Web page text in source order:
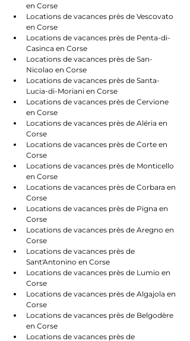
en Corse
Locations de vacances près de Vescovato
en Corse
Locations de vacances près de Penta-di-
Casinca en Corse
Locations de vacances près de San-
Nicolao en Corse
Locations de vacances près de Santa-
Lucia-di-Moriani en Corse
Locations de vacances près de Cervione
en Corse
Locations de vacances près de Aléria en
Corse
Locations de vacances près de Corte en
Corse
Locations de vacances près de Monticello
en Corse
Locations de vacances près de Corbara en
Corse
Locations de vacances près de Pigna en
Corse
Locations de vacances près de Aregno en
Corse
Locations de vacances près de
Sant'Antonino en Corse
Locations de vacances près de Lumio en
Corse
Locations de vacances près de Algajola en
Corse
Locations de vacances près de Belgodère
en Corse
Locations de vacances près de